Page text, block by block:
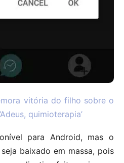
vitória do filho sobre o
quimioterapia’
para Android, mas o
baixado em massa, pois